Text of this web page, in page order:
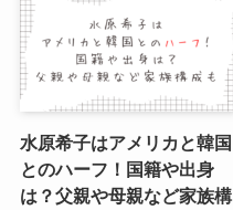
水原希子はアメリカと韓国
とのハーフ！国籍や出身
は？父親や母親など家族構